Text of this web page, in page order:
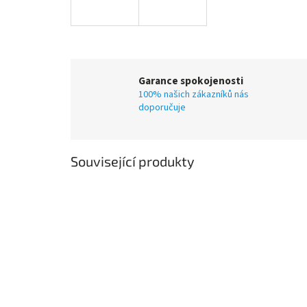
Garance spokojenosti
100% našich zákazníků nás
doporučuje
Související produkty